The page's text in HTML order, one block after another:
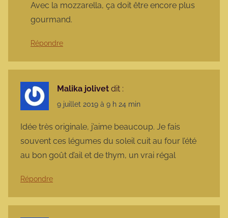
Avec la mozzarella, ça doit être encore plus
gourmand.
Répondre
Malika jolivet dit :
9 juillet 2019 à 9 h 24 min
Idée très originale, j’aime beaucoup. Je fais
souvent ces légumes du soleil cuit au four l’été
au bon goût d’ail et de thym, un vrai régal
Répondre